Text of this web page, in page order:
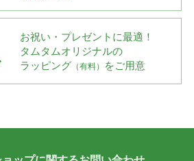
お祝い・プレゼントに最適！
タムタムオリジナルの
ラッピング （有料） をご用意